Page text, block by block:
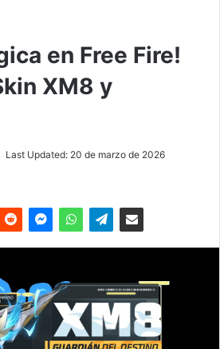
en Free Fire!
XM8 y
Last Updated: 20 de marzo de 2026